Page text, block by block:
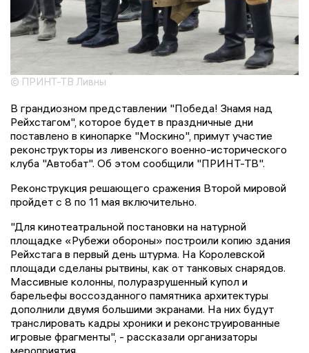
© ПРИНТ-ТВ Ливны
В грандиозном представлении "Победа! Знамя над
Рейхстагом", которое будет в праздничные дни
поставлено в кинопарке "Москино", примут участие
реконструкторы из ливенского военно-исторического
клуба "Автобат". Об этом сообщили "ПРИНТ-ТВ".
Реконструкция решающего сражения Второй мировой
пройдет с 8 по 11 мая включительно.
"Для кинотеатральной постановки на натурной
площадке «Рубежи обороны» построили копию здания
Рейхстага в первый день штурма. На Королевской
площади сделаны рытвины, как от танковых снарядов.
Массивные колонны, полуразрушенный купол и
барельефы воссозданного памятника архитектуры
дополнили двумя большими экранами. На них будут
транслировать кадры хроники и реконструированные
игровые фрагменты", - рассказали организаторы
мероприятия.